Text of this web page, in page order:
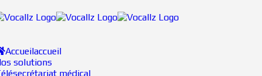
Passer
Accueilaccueil
solutions
médical